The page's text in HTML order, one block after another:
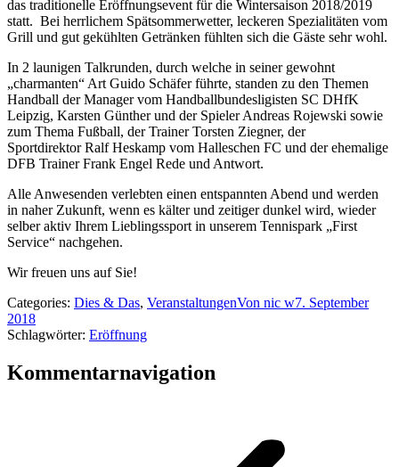
das traditionelle Eröffnungsevent für die Wintersaison 2018/2019
statt. Bei herrlichem Spätsommerwetter, leckeren Spezialitäten vom
Grill und gut gekühlten Getränken fühlten sich die Gäste sehr wohl.
In 2 launigen Talkrunden, durch welche in seiner gewohnt
„charmanten“ Art Guido Schäfer führte, standen zu den Themen
Handball der Manager vom Handballbundesligisten SC DHfK
Leipzig, Karsten Günther und der Spieler Andreas Rojewski sowie
zum Thema Fußball, der Trainer Torsten Ziegner, der
Sportdirektor Ralf Heskamp vom Halleschen FC und der ehemalige
DFB Trainer Frank Engel Rede und Antwort.
Alle Anwesenden verlebten einen entspannten Abend und werden
in naher Zukunft, wenn es kälter und zeitiger dunkel wird, wieder
selber aktiv Ihrem Lieblingssport in unserem Tennispark „First
Service“ nachgehen.
Wir freuen uns auf Sie!
Categories: Dies & Das, VeranstaltungenVon nic w7. September
2018
Schlagwörter: Eröffnung
Kommentarnavigation